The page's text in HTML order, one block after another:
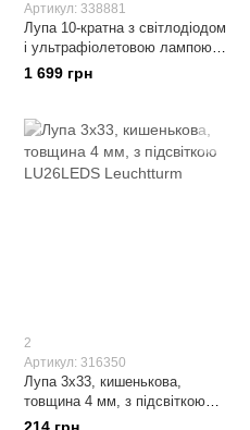
Артикул: 338881
Лупа 10-кратна з світлодіодом
і ультрафіолетовою лампою
LU32LED
1 699 грн
2
Артикул: 316350
Лупа 3х33, кишенькова,
товщина 4 мм, з підсвіткою
LU26LEDS Leuchtturm